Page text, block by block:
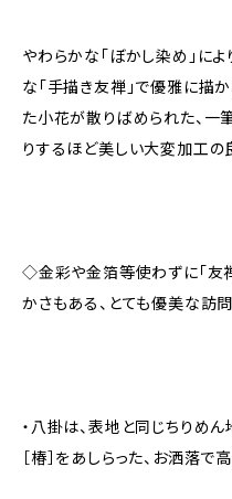
やわらかな「ぼかし染め」に
な「手描き友禅」で優雅に描
た小花が散りばめられた、一
りするほど美しい大変加工の
◇金彩や金箔等使わずに「友
かさもある、とても優美な訪問
・八掛は、表地と同じちりめ
［椿］をあしらった、お洒落で